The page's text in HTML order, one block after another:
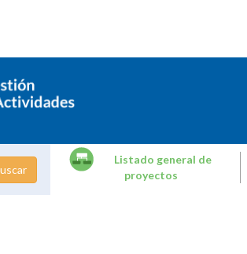
Listado general de
proyectos